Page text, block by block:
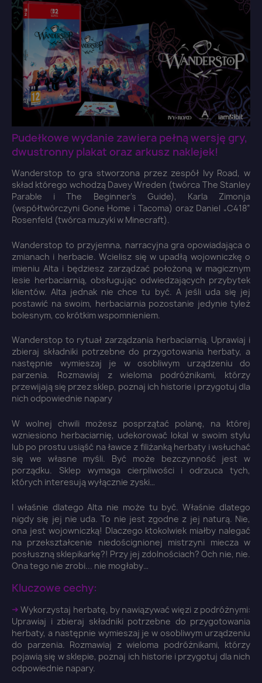
Pudełkowe wydanie zawiera pełną wersję gry,
dwustronny plakat oraz arkusz naklejek!
Wanderstop to gra stworzona przez zespół Ivy Road, w
skład którego wchodzą Davey Wreden (twórca The Stanley
Parable i The Beginner's Guide), Karla Zimonja
(współtwórczyni Gone Home i Tacoma) oraz Daniel „C418”
Rosenfeld (twórca muzyki w Minecraft).
Wanderstop to przyjemna, narracyjna gra opowiadająca o
zmianach i herbacie. Wcielisz się w upadłą wojowniczkę o
imieniu Alta i będziesz zarządzać położoną w magicznym
lesie herbaciarnią, obsługując odwiedzających przybytek
klientów. Alta jednak nie chce tu być. A jeśli uda się jej
postawić na swoim, herbaciarnia pozostanie jedynie tyleż
bolesnym, co krótkim wspomnieniem.
Wanderstop to rytuał zarządzania herbaciarnią. Uprawiaj i
zbieraj składniki potrzebne do przygotowania herbaty, a
następnie wymieszaj je w osobliwym urządzeniu do
parzenia. Rozmawiaj z wieloma podróżnikami, którzy
przewijają się przez sklep, poznaj ich historie i przygotuj dla
nich odpowiednie napary
W wolnej chwili możesz posprzątać polanę, na której
wzniesiono herbaciarnię, udekorować lokal w swoim stylu
lub po prostu usiąść na ławce z filiżanką herbaty i wsłuchać
się we własne myśli. Być może bezczynność jest w
porządku. Sklep wymaga cierpliwości i odrzuca tych,
których interesują wyłącznie zyski…
I właśnie dlatego Alta nie może tu być. Właśnie dlatego
nigdy się jej nie uda. To nie jest zgodne z jej naturą. Nie,
ona jest wojowniczką! Dlaczego ktokolwiek miałby nalegać
na przekształcenie niedoścignionej mistrzyni miecza w
posłuszną sklepikarkę?! Przy jej zdolnościach? Och nie, nie.
Ona tego nie zrobi... nie mogłaby…
Kluczowe cechy:
➜ Wykorzystaj herbatę, by nawiązywać więzi z podróżnymi:
Uprawiaj i zbieraj składniki potrzebne do przygotowania
herbaty, a następnie wymieszaj je w osobliwym urządzeniu
do parzenia. Rozmawiaj z wieloma podróżnikami, którzy
pojawią się w sklepie, poznaj ich historie i przygotuj dla nich
odpowiednie napary.
Zaloguj się ×
You need to be logged in to save products in your
wish list.